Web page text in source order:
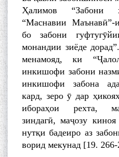
Ҳалимов “Забони
“Маснавии Маънавӣ”-
бо забони
монандии зиёде
менамояд, ки
инкишофи забони
инкишофи забона
кард, зеро ӯ дар
ибораҳои рехта,
зиндагӣ, маҷозу
нутқи бадеиро аз
ворид мекунад [19.